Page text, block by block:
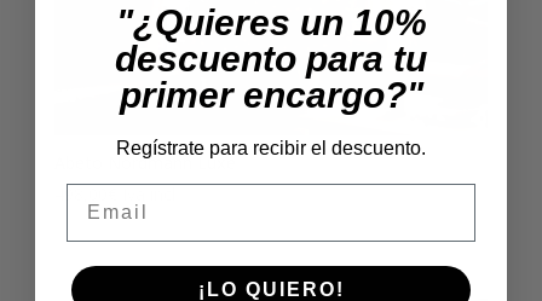
Abeto Nordmann Luxe
"¿Quieres un 10%
descuento para tu
primer encargo?"
Regístrate para recibir el descuento.
¡LO QUIERO!